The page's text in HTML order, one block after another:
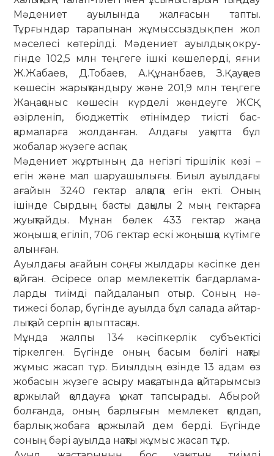
Мәдениет ауылында жалғасын тапты.
Тұрғындар тара­пы­нан жұмыссыздық пен жол
мәселесі көтерілді. Мәдениет ауылдық окру­
гінде 102,5 млн теңгеге ішкі ­көше­лерді, яғни
Ж.Жабаев, Д.Тобаев, А.Құ­нан­баев, З.Қауқаев
көшесін жа­рық­­тан­дыру және 201,9 млн теңгеге
Жа­ңа­қоныс көшесін күрделі жөндеуге ЖСҚ
әзірленіп, бюджеттік өтінімдер тиісті бас­
қармаларға жолданған. Ал­да­ғы уақытта бұл
жобалар жүзеге ас­пақ.
Мәдениет жұртының да негізгі тіршілік көзі –
егін және мал шаруа­шы­лығы. Биыл ауылдағы
ағайын 3240 гек­тар алқапқа егін екті. Оның
ішінде Сырдың басты дақылы 2 мың гектарға
жуықтайды. Мұнан бөлек 433 гектар жаңа
жоңышқа егіліп, 706 гектар ескі жоңышқа күтімге
алынған.
Ауылдағы ағайын соңғы жылдары кәсіпке ден
қойған. Әсіресе олар мем­лекеттік бағдар­ла­ма­
лар­ды тиімді пай­даланып отыр. Со­ның нә­­
тижесі болар, бүгінде ауылда бұл са­лада айтар­
лық­тай серпін қа­лып­тас­қан.
Мұнда жалпы 134 кәсіпкерлік су­бъек­тісі
тіркелген. Бүгінде оның ба­сым бөлігі нақты
жұмыс жасап тұр. Биылдың өзінде 13 адам өз
жо­ба­сын жүзеге асыру мақсатында қайта­рымсыз
қаржылай қолдауға құжат тап­сырады. Абырой
болғанда, оның бар­лығын мемлекет қолдап,
барлық жобаға қаржылай дем берді. Бүгінде
соның бәрі ауылда нақты жұмыс жа­сап тұр.